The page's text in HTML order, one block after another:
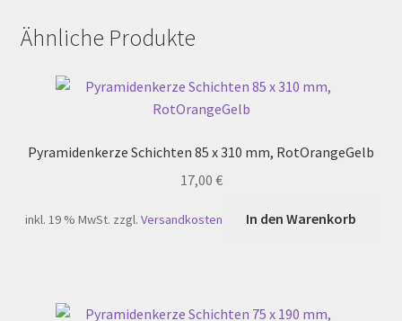
Ähnliche Produkte
Pyramidenkerze Schichten 85 x 310 mm, RotOrangeGelb
17,00 €
inkl. 19 % MwSt. zzgl.Versandkosten In den Warenkorb